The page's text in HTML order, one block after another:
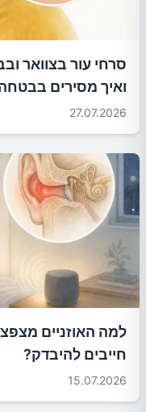
סרחי עור בצוואר
ואיך מסירים
27.07.2026
למה האוזניים
חייבים להיבדק?
15.07.2026